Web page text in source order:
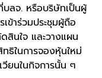
ลจ. หรือบริษัทเป็นผู้
ข้าร่วมประชุมผู้ถือ
สินใจ และวางแผน
ในการจองหุ้นใหม่
ยนในกิจการนั้น ๆ